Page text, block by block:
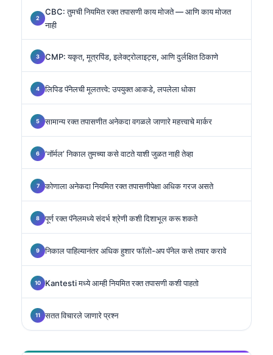
CBC: तुमची नियमित रक्त तपासणी काय मोजते — आणि काय मोजत
नाही
CMP: यकृत, मूत्रपिंड, इलेक्ट्रोलाइट्स, आणि दुर्लक्षित ठिकाणे
लिपिड पॅनेलची मूलतत्त्वे: उपयुक्त आकडे, लपलेला धोका
सामान्य रक्त तपासणीत अनेकदा वगळले जाणारे महत्त्वाचे मार्कर
‘नॉर्मल’ निकाल तुमच्या कसे वाटते याशी जुळत नाही तेव्हा
कोणाला अनेकदा नियमित रक्त तपासणीपेक्षा अधिक गरज असते
पूर्ण रक्त पॅनेलमध्ये संदर्भ श्रेणी कशी दिशाभूल करू शकते
निकाल पाहिल्यानंतर अधिक हुशार फॉलो-अप पॅनेल कसे तयार करावे
Kantesti मध्ये आम्ही नियमित रक्त तपासणी कशी पाहतो
सतत विचारले जाणारे प्रश्न